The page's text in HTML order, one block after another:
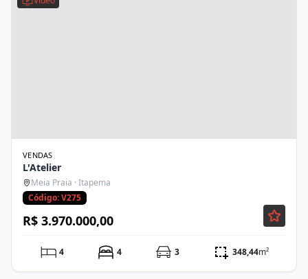
VENDAS
L'Atelier
Meia Praia · Itapema
Código: V275
R$ 3.970.000,00
4 4 3 348,44m²